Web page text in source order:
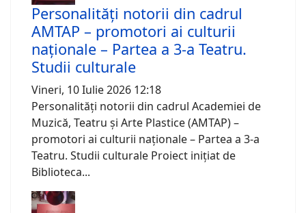
Personalități notorii din cadrul
AMTAP – promotori ai culturii
naționale – Partea a 3-a Teatru.
Studii culturale
Vineri, 10 Iulie 2026 12:18
Personalități notorii din cadrul Academiei de
Muzică, Teatru și Arte Plastice (AMTAP) –
promotori ai culturii naționale – Partea a 3-a
Teatru. Studii culturale Proiect inițiat de
Biblioteca...